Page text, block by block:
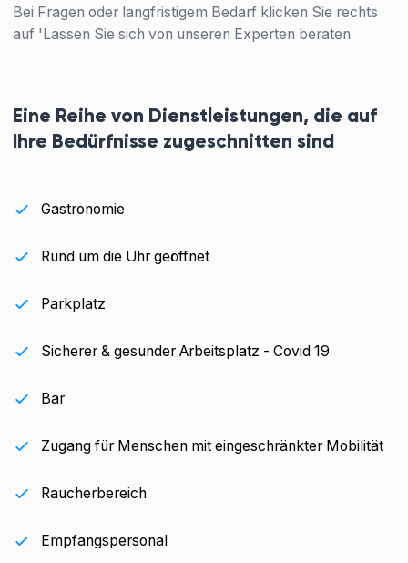
Bei Fragen oder langfristigem Bedarf klicken Sie rechts
auf 'Lassen Sie sich von unseren Experten beraten
Eine Reihe von Dienstleistungen, die auf
Ihre Bedürfnisse zugeschnitten sind
Gastronomie
Rund um die Uhr geöffnet
Parkplatz
Sicherer & gesunder Arbeitsplatz - Covid 19
Bar
Zugang für Menschen mit eingeschränkter Mobilität
Raucherbereich
Empfangspersonal